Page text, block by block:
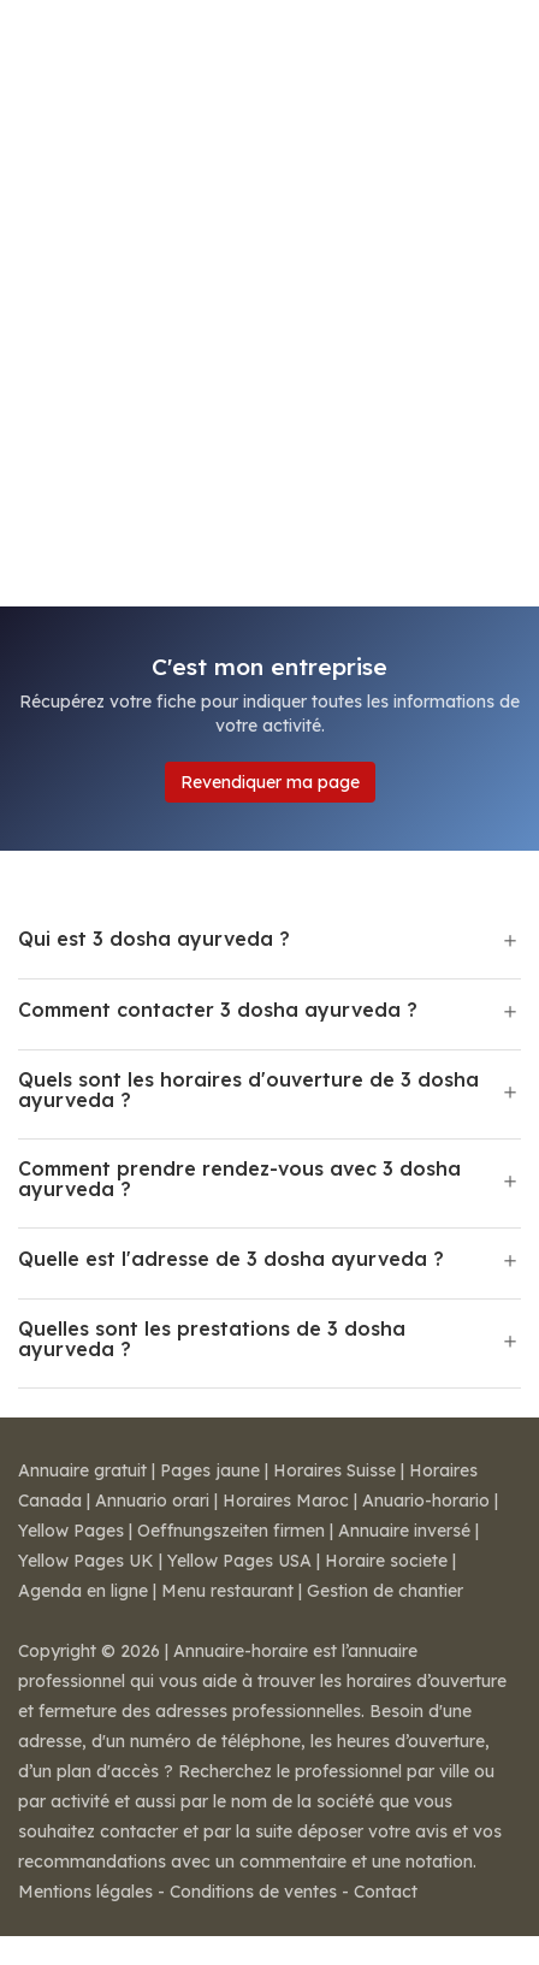
C'est mon entreprise
Récupérez votre fiche pour indiquer toutes les informations de
votre activité.
Revendiquer ma page
Qui est 3 dosha ayurveda ?
Comment contacter 3 dosha ayurveda ?
Quels sont les horaires d'ouverture de 3 dosha
ayurveda ?
Comment prendre rendez-vous avec 3 dosha
ayurveda ?
Quelle est l'adresse de 3 dosha ayurveda ?
Quelles sont les prestations de 3 dosha
ayurveda ?
Annuaire gratuit | Pages jaune | Horaires Suisse | Horaires
Canada | Annuario orari | Horaires Maroc | Anuario-horario |
Yellow Pages | Oeffnungszeiten firmen | Annuaire inversé |
Yellow Pages UK | Yellow Pages USA | Horaire societe |
Agenda en ligne | Menu restaurant | Gestion de chantier
Copyright © 2026 | Annuaire-horaire est l’annuaire
professionnel qui vous aide à trouver les horaires d’ouverture
et fermeture des adresses professionnelles. Besoin d'une
adresse, d'un numéro de téléphone, les heures d’ouverture,
d’un plan d'accès ? Recherchez le professionnel par ville ou
par activité et aussi par le nom de la société que vous
souhaitez contacter et par la suite déposer votre avis et vos
recommandations avec un commentaire et une notation.
Mentions légales - Conditions de ventes - Contact